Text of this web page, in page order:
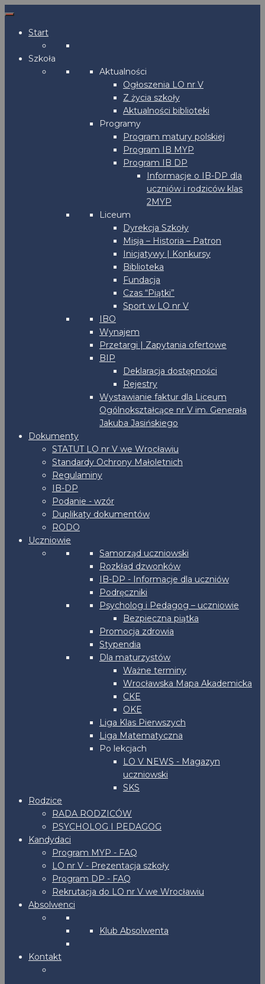
Start
Szkoła
Aktualności
Ogłoszenia LO nr V
Z życia szkoły
Aktualności biblioteki
Programy
Program matury polskiej
Program IB MYP
Program IB DP
Informacje o IB-DP dla
uczniów i rodziców klas
2MYP
Liceum
Dyrekcja Szkoły
Misja – Historia – Patron
Inicjatywy | Konkursy
Biblioteka
Fundacja
Czas “Piątki”
Sport w LO nr V
IBO
Wynajem
Przetargi | Zapytania ofertowe
BIP
Deklaracja dostępności
Rejestry
Wystawianie faktur dla Liceum
Ogólnokształcące nr V im. Generała
Jakuba Jasińskiego
Dokumenty
STATUT LO nr V we Wrocławiu
Standardy Ochrony Małoletnich
Regulaminy
IB-DP
Podanie - wzór
Duplikaty dokumentów
RODO
Uczniowie
Samorząd uczniowski
Rozkład dzwonków
IB-DP - Informacje dla uczniów
Podręczniki
Psycholog i Pedagog – uczniowie
Bezpieczna piątka
Promocja zdrowia
Stypendia
Dla maturzystów
Ważne terminy
Wrocławska Mapa Akademicka
CKE
OKE
Liga Klas Pierwszych
Liga Matematyczna
Po lekcjach
LO V NEWS - Magazyn
uczniowski
SKS
Rodzice
RADA RODZICÓW
PSYCHOLOG I PEDAGOG
Kandydaci
Program MYP - FAQ
LO nr V - Prezentacja szkoły
Program DP - FAQ
Rekrutacja do LO nr V we Wrocławiu
Absolwenci
Klub Absolwenta
Kontakt